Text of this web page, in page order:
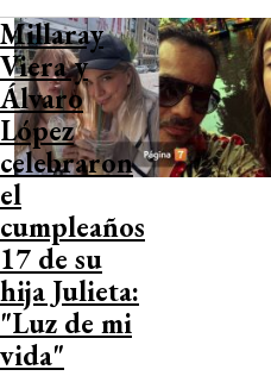
Millaray
Viera y
Álvaro
López
celebraron
el
cumpleaños
17 de su
hija Julieta:
"Luz de mi
vida"